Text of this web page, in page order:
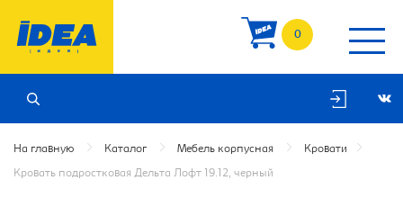
0
На главную Каталог Мебель корпусная Кровати
Кровать подростковая Дельта Лофт 19.12, черный